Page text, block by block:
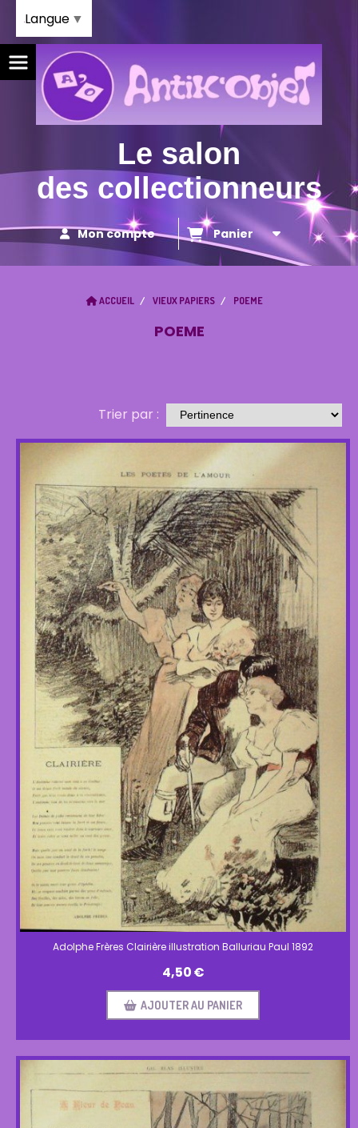
Le salon
des collectionneurs
Mon compte Panier
ACCUEIL VIEUX PAPIERS POEME
POEME
Trier par :
Adolphe Frères Clairière illustration Balluriau Paul 1892
4,50€
AJOUTER AU PANIER
Langue ▼